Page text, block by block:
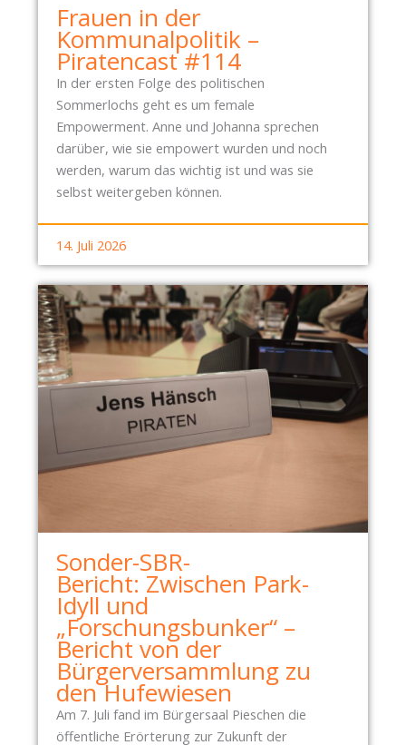
Frauen in der
Kommunalpolitik –
Piratencast #114
In der ersten Folge des politischen
Sommerlochs geht es um female
Empowerment. Anne und Johanna sprechen
darüber, wie sie empowert wurden und noch
werden, warum das wichtig ist und was sie
selbst weitergeben können.
14. Juli 2026
Sonder-SBR-
Bericht: Zwischen Park-
Idyll und
„Forschungsbunker“ –
Bericht von der
Bürgerversammlung zu
den Hufewiesen
Am 7. Juli fand im Bürgersaal Pieschen die
öffentliche Erörterung zur Zukunft der